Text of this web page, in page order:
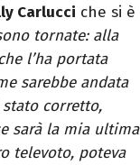
Carlucci che si è
tornate: alla
l’ha portata
sarebbe andata
stato corretto,
sarà la mia ultima
televoto, poteva